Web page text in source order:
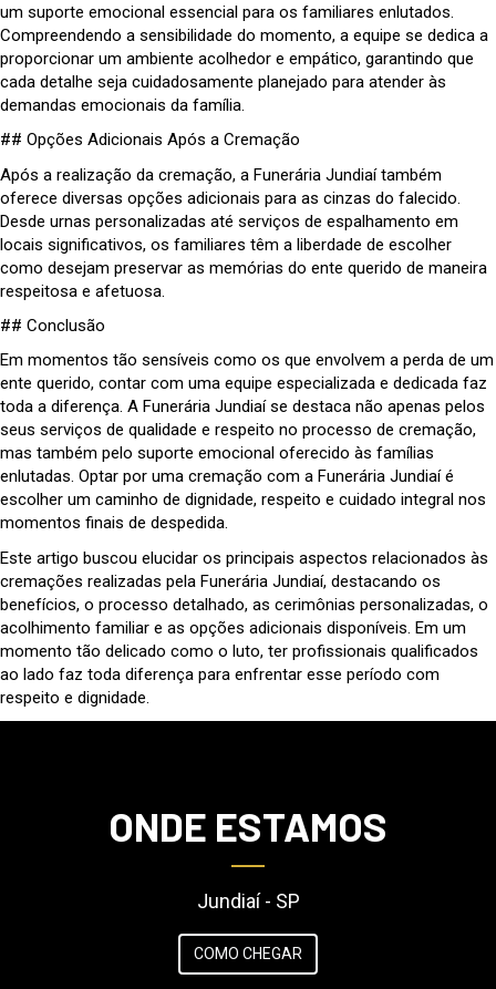
um suporte emocional essencial para os familiares enlutados.
Compreendendo a sensibilidade do momento, a equipe se dedica a
proporcionar um ambiente acolhedor e empático, garantindo que
cada detalhe seja cuidadosamente planejado para atender às
demandas emocionais da família.
## Opções Adicionais Após a Cremação
Após a realização da cremação, a Funerária Jundiaí também
oferece diversas opções adicionais para as cinzas do falecido.
Desde urnas personalizadas até serviços de espalhamento em
locais significativos, os familiares têm a liberdade de escolher
como desejam preservar as memórias do ente querido de maneira
respeitosa e afetuosa.
## Conclusão
Em momentos tão sensíveis como os que envolvem a perda de um
ente querido, contar com uma equipe especializada e dedicada faz
toda a diferença. A Funerária Jundiaí se destaca não apenas pelos
seus serviços de qualidade e respeito no processo de cremação,
mas também pelo suporte emocional oferecido às famílias
enlutadas. Optar por uma cremação com a Funerária Jundiaí é
escolher um caminho de dignidade, respeito e cuidado integral nos
momentos finais de despedida.
Este artigo buscou elucidar os principais aspectos relacionados às
cremações realizadas pela Funerária Jundiaí, destacando os
benefícios, o processo detalhado, as cerimônias personalizadas, o
acolhimento familiar e as opções adicionais disponíveis. Em um
momento tão delicado como o luto, ter profissionais qualificados
ao lado faz toda diferença para enfrentar esse período com
respeito e dignidade.
ONDE ESTAMOS
Jundiaí - SP
COMO CHEGAR